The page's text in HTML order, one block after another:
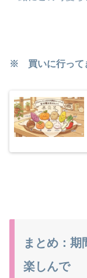
※ 買いに行って
まとめ：期
楽しんで